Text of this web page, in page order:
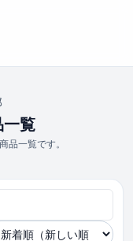
覧
品一覧です。